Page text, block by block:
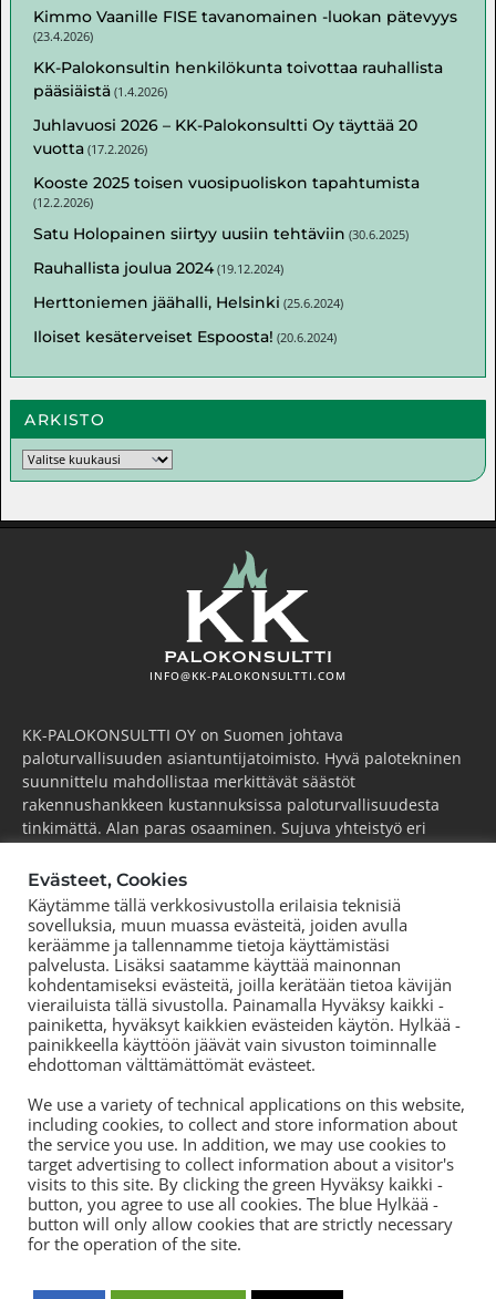
Kimmo Vaanille FISE tavanomainen -luokan pätevyys
(23.4.2026)
KK-Palokonsultin henkilökunta toivottaa rauhallista
pääsiäistä (1.4.2026)
Juhlavuosi 2026 – KK-Palokonsultti Oy täyttää 20
vuotta (17.2.2026)
Kooste 2025 toisen vuosipuoliskon tapahtumista
(12.2.2026)
Satu Holopainen siirtyy uusiin tehtäviin (30.6.2025)
Rauhallista joulua 2024(19.12.2024)
Herttoniemen jäähalli, Helsinki (25.6.2024)
Iloiset kesäterveiset Espoosta! (20.6.2024)
ARKISTO
INFO@KK-PALOKONSULTTI.COM
KK-PALOKONSULTTI OY on Suomen johtava
paloturvallisuuden asiantuntijatoimisto. Hyvä palotekninen
suunnittelu mahdollistaa merkittävät säästöt
rakennushankkeen kustannuksissa paloturvallisuudesta
tinkimättä. Alan paras osaaminen. Sujuva yhteistyö eri
kehitämme ja viemme alaa aktiivisesti eteenpäin.
ESPOO(pääkonttori)
Puh.+358 44 752 0777
KOUVOLA
Puh.+358 44 752 0777
TORNIO
Puh.+358 50 572 8978
TAMPERE
Puh.
+358 44 700 3239
Evästeet, Cookies
Käytämme tällä verkkosivustolla erilaisia teknisiä
sovelluksia, muun muassa evästeitä, joiden avulla
keräämme ja tallennamme tietoja käyttämistäsi
palvelusta. Lisäksi saatamme käyttää mainonnan
kohdentamiseksi evästeitä, joilla kerätään tietoa kävijän
vierailuista tällä sivustolla. Painamalla Hyväksy kaikki -
painiketta, hyväksyt kaikkien evästeiden käytön. Hylkää -
painikkeella käyttöön jäävät vain sivuston toiminnalle
ehdottoman välttämättömät evästeet.
We use a variety of technical applications on this website,
including cookies, to collect and store information about
the service you use. In addition, we may use cookies to
target advertising to collect information about a visitor's
visits to this site. By clicking the green Hyväksy kaikki -
button, you agree to use all cookies. The blue Hylkää -
button will only allow cookies that are strictly necessary
for the operation of the site.